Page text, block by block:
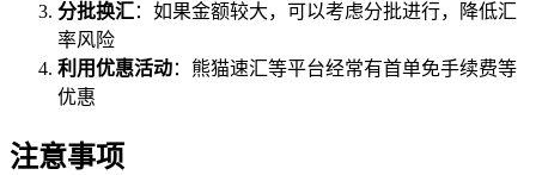
分批换汇：如果金额较大，可以考虑分批进行，降低汇
率风险
利用优惠活动：熊猫速汇等平台经常有首单免手续费等
优惠
注意事项